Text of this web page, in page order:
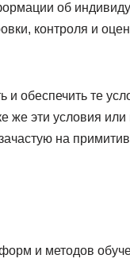
об
контроля и
и обеспечить те
же эти условия
на
и методов